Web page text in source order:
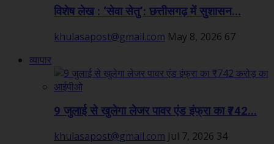
विशेष लेख : ‘सेवा सेतु’: छत्तीसगढ़ में सुशासन...
khulasapost@gmail.com May 8, 2026 67
व्यापार
9 जुलाई से खुलेगा लेजर पावर एंड इंफ्रा का ₹742...
khulasapost@gmail.com Jul 7, 2026 34